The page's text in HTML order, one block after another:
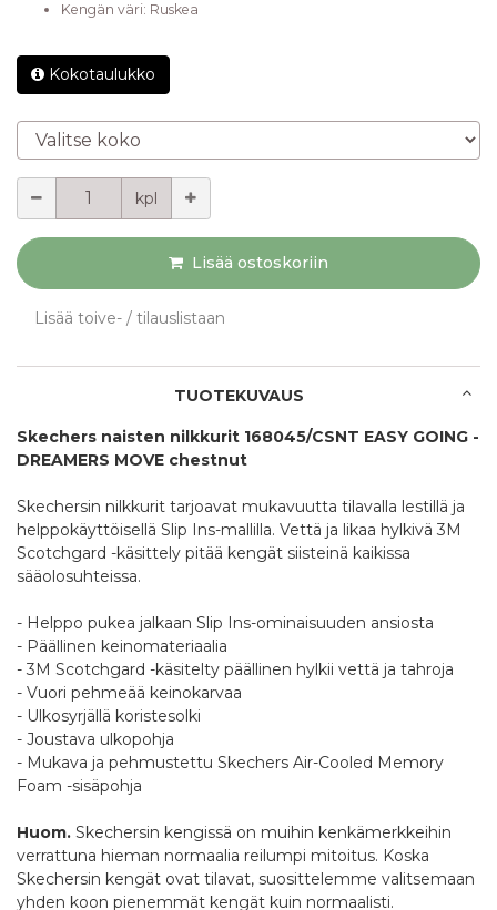
Kengän väri: Ruskea
Kokotaulukko
Valitse koko
kpl
Lisää ostoskoriin
Lisää toive- / tilauslistaan
TUOTEKUVAUS
Skechers naisten nilkkurit 168045/CSNT EASY GOING -
DREAMERS MOVE chestnut
Skechersin nilkkurit tarjoavat mukavuutta tilavalla lestillä ja
helppokäyttöisellä Slip Ins-mallilla. Vettä ja likaa hylkivä 3M
Scotchgard -käsittely pitää kengät siisteinä kaikissa
sääolosuhteissa.
- Helppo pukea jalkaan Slip Ins-ominaisuuden ansiosta
- Päällinen keinomateriaalia
- 3M Scotchgard -käsitelty päällinen hylkii vettä ja tahroja
- Vuori pehmeää keinokarvaa
- Ulkosyrjällä koristesolki
- Joustava ulkopohja
- Mukava ja pehmustettu Skechers Air-Cooled Memory
Foam -sisäpohja
Huom. Skechersin kengissä on muihin kenkämerkkeihin
verrattuna hieman normaalia reilumpi mitoitus. Koska
Skechersin kengät ovat tilavat, suosittelemme valitsemaan
yhden koon pienemmät kengät kuin normaalisti.